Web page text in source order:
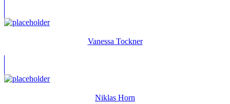
Vanessa Tockner
Niklas Horn